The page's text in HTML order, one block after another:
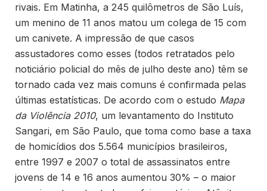
rivais. Em Matinha, a 245 quilômetros de São Luís,
um menino de 11 anos matou um colega de 15 com
um canivete. A impressão de que casos
assustadores como esses (todos retratados pelo
noticiário policial do mês de julho deste ano) têm se
tornado cada vez mais comuns é confirmada pelas
últimas estatísticas. De acordo com o estudo Mapa
da Violência 2010, um levantamento do Instituto
Sangari, em São Paulo, que toma como base a taxa
de homicídios dos 5.564 municípios brasileiros,
entre 1997 e 2007 o total de assassinatos entre
jovens de 14 e 16 anos aumentou 30% – o maior